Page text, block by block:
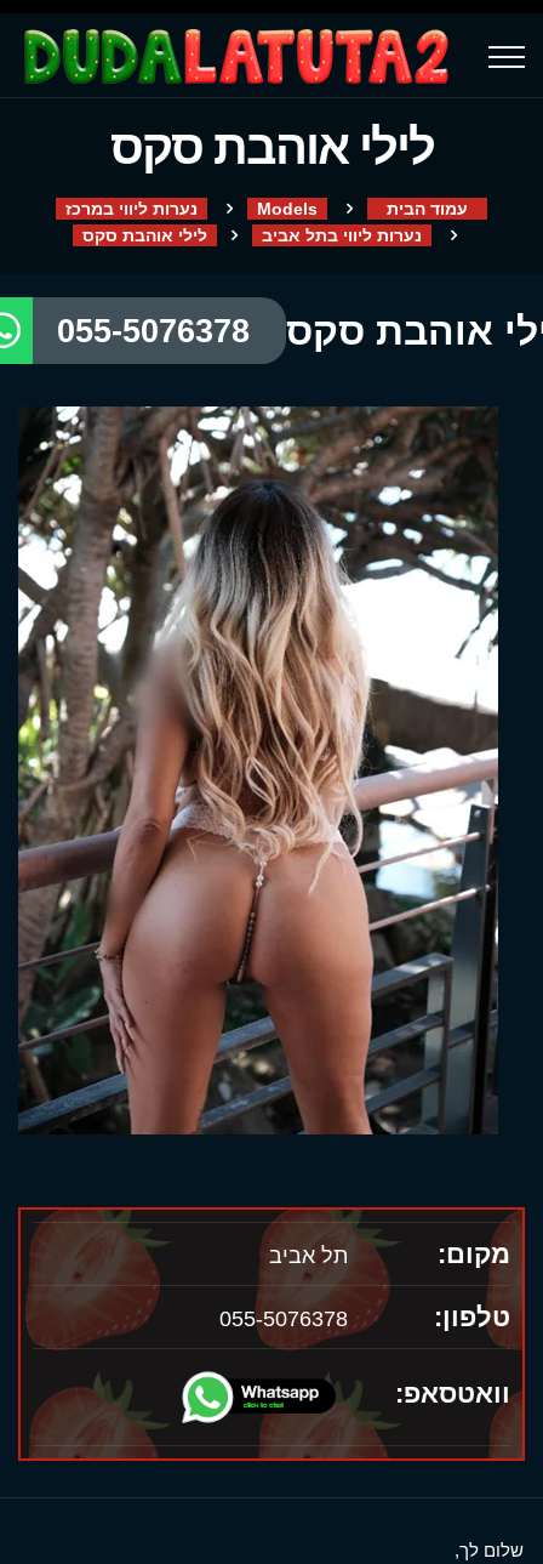
לילי אוהבת סקס
עמוד הבית Models
נערות ליווי במרכז
נערות ליווי בתל אביב
לילי אוהבת סקס
אוהבת סקס 055-5076378
מקום: תל אביב
טלפון: 055-5076378
וואטסאפ:
שלום לך,